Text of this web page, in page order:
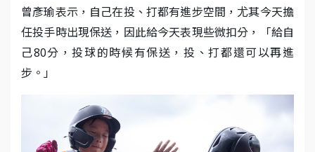
曾彥瑜表示，自己在投、打都有進步空間，尤其今天擔
任投手時出現保送，因此給今天表現些微扣分，「給自
己80分，投球的時候有保送，投、打都還可以再進
步。」